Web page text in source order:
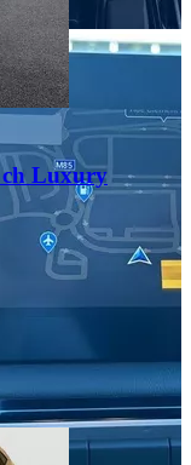
Luxury